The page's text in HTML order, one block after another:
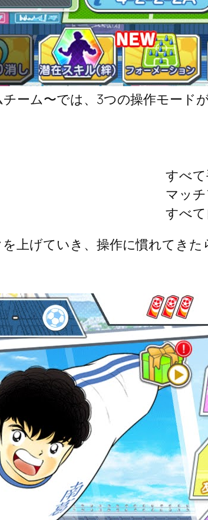
ーム〜では、3つの操作モー
すべ
マッ
すべ
上げていき、操作に慣れてき